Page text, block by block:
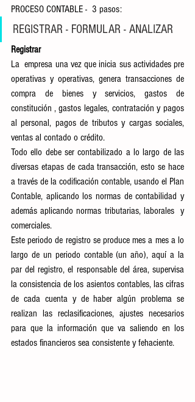
PROCESO CONTABLE -  3 pasos:
REGISTRAR - FORMULAR - ANALIZAR
Registrar
La  empresa una vez que inicia sus actividades pre
operativas y operativas, genera transacciones de
compra de bienes y servicios, gastos de
constitución , gastos legales, contratación y pagos
al personal, pagos de tributos y cargas sociales,
ventas al contado o crédito.
Todo ello debe ser contabilizado a lo largo de las
diversas etapas de cada transacción, esto se hace
a través de la codificación contable, usando el Plan
Contable, aplicando los normas de contabilidad y
además aplicando normas tributarias, laborales  y
comerciales.
Este periodo de registro se produce mes a mes a lo
largo de un periodo contable (un año), aquí a la
par del registro, el responsable del área, supervisa
la consistencia de los asientos contables, las cifras
de cada cuenta y de haber algún problema se
realizan las reclasificaciones, ajustes necesarios
para que la información que va saliendo en los
estados financieros sea consistente y fehaciente.